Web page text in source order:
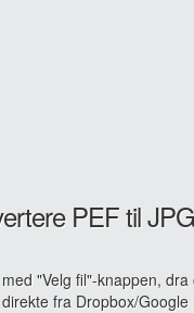
PEF til
"Velg fil"-knappen,
fra Dropbox/Google